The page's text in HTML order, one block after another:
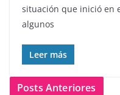
situación que inició en
algunos
Leer más
Posts Anteriores